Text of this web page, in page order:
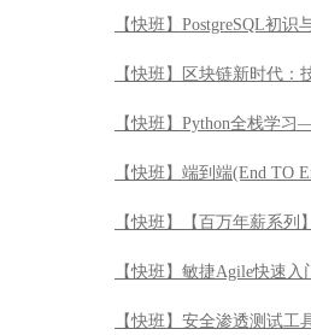
【快班】PostgreSQL初识
【快班】区块链新时代：
【快班】Python全栈学
【快班】端到端(End TO
【快班】【百万年薪系
【快班】敏捷Agile快速入
【快班】安全渗透测试工